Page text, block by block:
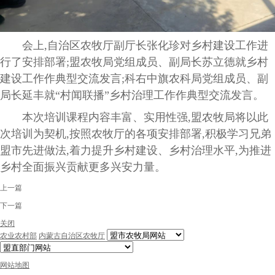
会上,自治区农牧厅副厅长张化珍对乡村建设工作进
行了安排部署;盟农牧局党组成员、副局长苏立德就乡村
建设工作作典型交流发言;科右中旗农科局党组成员、副
局长延丰就“村闻联播”乡村治理工作作典型交流发言。
本次培训课程内容丰富、实用性强,盟农牧局将以此
次培训为契机,按照农牧厅的各项安排部署,积极学习兄弟
盟市先进做法,着力提升乡村建设、乡村治理水平,为推进
乡村全面振兴贡献更多兴安力量。
上一篇
下一篇
关闭
农业农村部 内蒙古自治区农牧厅
网站地图